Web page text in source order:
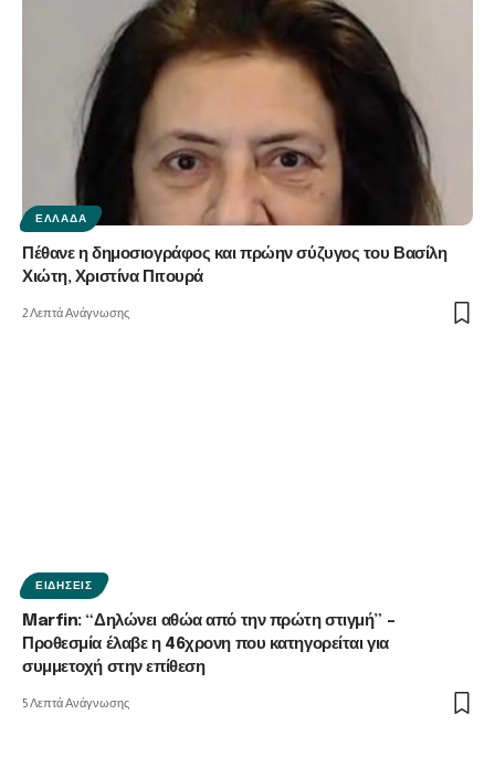
ΕΛΛΆΔΑ
Πέθανε η δημοσιογράφος και πρώην σύζυγος του Βασίλη
Χιώτη, Χριστίνα Πιτουρά
2 Λεπτά Ανάγνωσης
ΕΙΔΉΣΕΙΣ
Marfin: “Δηλώνει αθώα από την πρώτη στιγμή” –
Προθεσμία έλαβε η 46χρονη που κατηγορείται για
συμμετοχή στην επίθεση
5 Λεπτά Ανάγνωσης